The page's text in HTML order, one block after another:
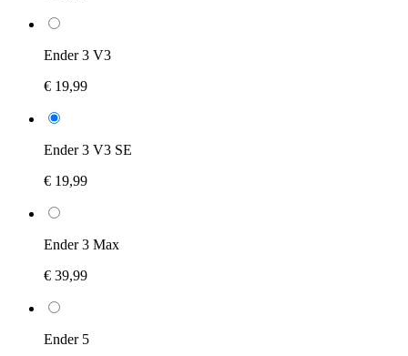
Ender 3 V3
€ 19,99
Ender 3 V3 SE
€ 19,99
Ender 3 Max
€ 39,99
Ender 5